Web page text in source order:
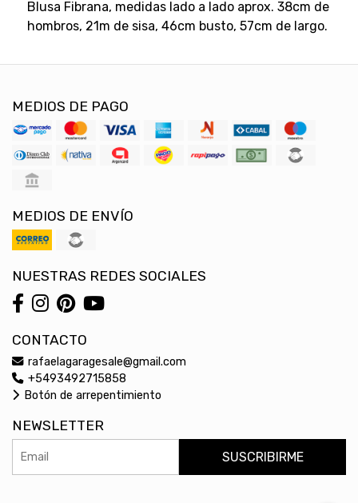
Blusa Fibrana, medidas lado a lado aprox. 38cm de
hombros, 21m de sisa, 46cm busto, 57cm de largo.
MEDIOS DE PAGO
MEDIOS DE ENVÍO
NUESTRAS REDES SOCIALES
CONTACTO
rafaelagaragesale@gmail.com
+5493492715858
Botón de arrepentimiento
NEWSLETTER
SUSCRIBIRME